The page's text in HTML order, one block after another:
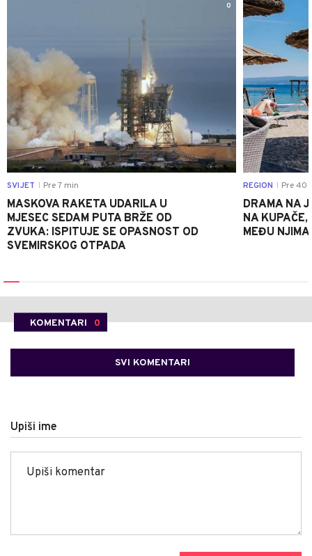
0
SVIJET Pre 7 min
MASKOVA RAKETA UDARILA U
MJESEC SEDAM PUTA BRŽE OD
ZVUKA: ISPITUJE SE OPASNOST OD
SVEMIRSKOG OTPADA
REGION Pre 40
DRAMA NA
NA
MEĐU NJIMA
KOMENTARI 0
SVI KOMENTARI
Upiši ime